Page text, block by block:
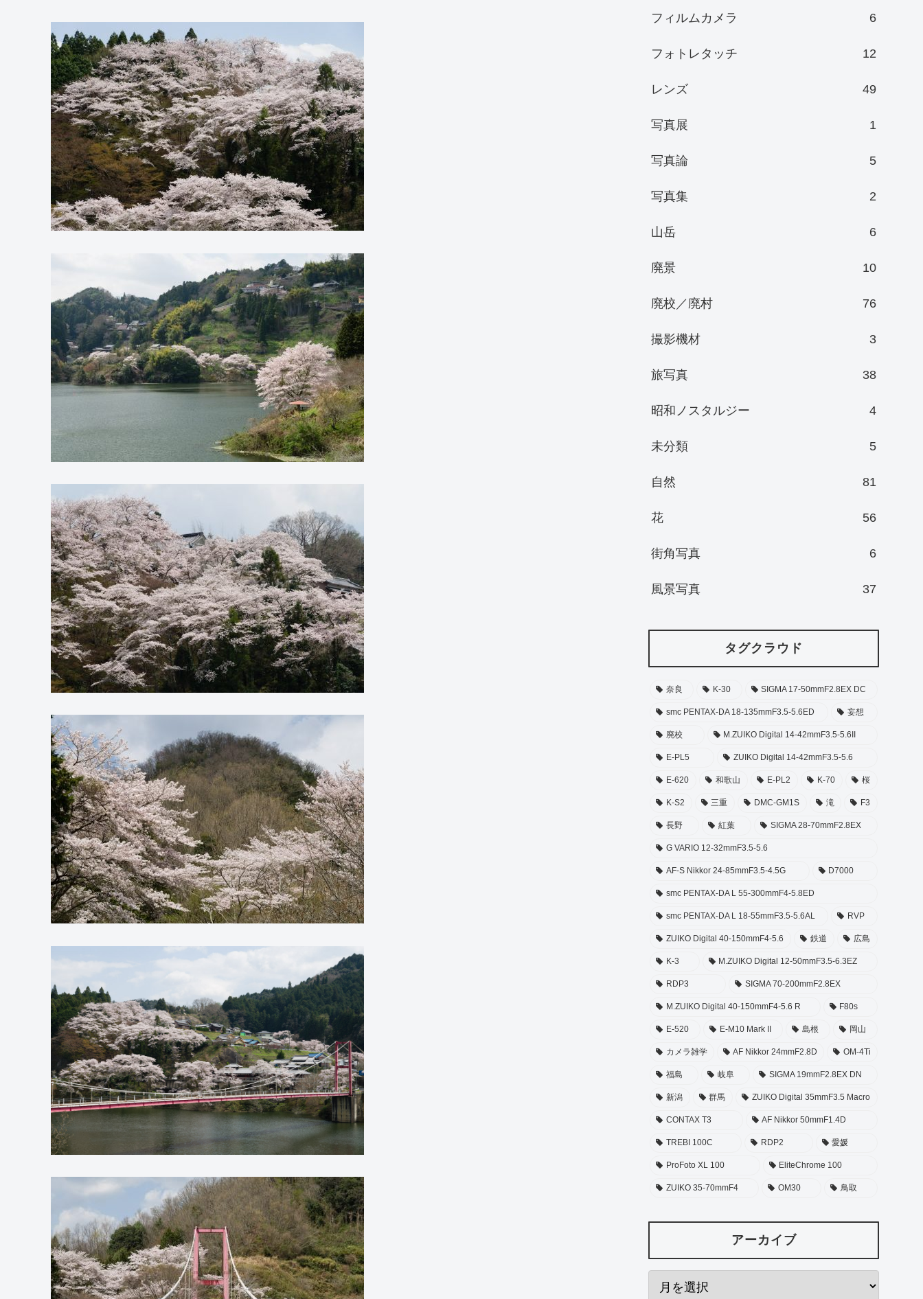
フィルムカメラ 6
フォトレタッチ 12
レンズ 49
写真展 1
写真論 5
写真集 2
山岳 6
廃景 10
廃校／廃村 76
撮影機材 3
旅写真 38
昭和ノスタルジー 4
未分類 5
自然 81
花 56
街角写真 6
風景写真 37
タグクラウド
奈良 K-30 SIGMA 17-50mmF2.8EX DC
smc PENTAX-DA 18-135mmF3.5-5.6ED 妄想
廃校 M.ZUIKO Digital 14-42mmF3.5-5.6II
E-PL5 ZUIKO Digital 14-42mmF3.5-5.6
E-620 和歌山 E-PL2 K-70 桜
K-S2 三重 DMC-GM1S 滝 F3
長野 紅葉 SIGMA 28-70mmF2.8EX
G VARIO 12-32mmF3.5-5.6
AF-S Nikkor 24-85mmF3.5-4.5G D7000
smc PENTAX-DA L 55-300mmF4-5.8ED
smc PENTAX-DA L 18-55mmF3.5-5.6AL RVP
ZUIKO Digital 40-150mmF4-5.6 鉄道 広島
K-3 M.ZUIKO Digital 12-50mmF3.5-6.3EZ
RDP3 SIGMA 70-200mmF2.8EX
M.ZUIKO Digital 40-150mmF4-5.6 R F80s
E-520 E-M10 Mark II 島根 岡山
カメラ雑学 AF Nikkor 24mmF2.8D OM-4Ti
福島 岐阜 SIGMA 19mmF2.8EX DN
新潟 群馬 ZUIKO Digital 35mmF3.5 Macro
CONTAX T3 AF Nikkor 50mmF1.4D
TREBI 100C RDP2 愛媛
ProFoto XL 100 EliteChrome 100
ZUIKO 35-70mmF4 OM30 鳥取
アーカイブ